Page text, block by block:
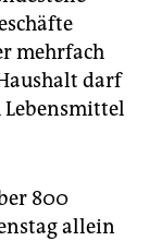
mehrfach
darf
Lebensmittel
800
allein